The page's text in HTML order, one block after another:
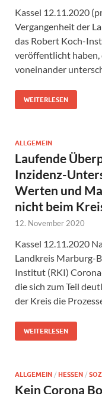
Kassel 12.11.2020
Vergangenheit der
das Robert Koch-
veröffentlicht haben,
voneinander
WEITERLESEN
ALLGEMEIN
Laufende
Inzidenz-
Werten und
nicht beim
12. November 2020
Kassel 12.11.2020
Landkreis Marburg-
Institut (RKI)
die sich zum Teil
der Kreis die
WEITERLESEN
ALLGEMEIN / HESSEN /
Kein Corona